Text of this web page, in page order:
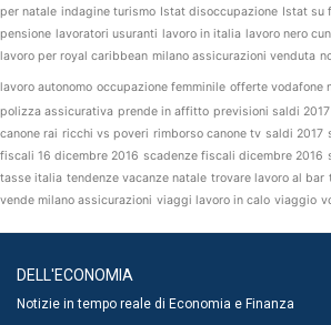
per natale indagine turismo Istat disoccupazione Istat su
pensione lavoratori usuranti lavoro in italia lavoro nero
lavoro per royal caribbean milano assicurazioni venduta
lavoro autonomo occupazione femminile offerte vodafone
polizza assicurativa prende in affitto previsioni saldi 2017
canone rai ricchi vs poveri rimborso canone tv saldi 2017
fiscali 16 dicembre 2016 scadenze fiscali dicembre 2016
tasse italia tendenze vacanze natale trovare lavoro al bar
vende milano assicurazioni viaggi lavoro in calo viaggio
DELL'ECONOMIA
Notizie in tempo reale di Economia e Finanza